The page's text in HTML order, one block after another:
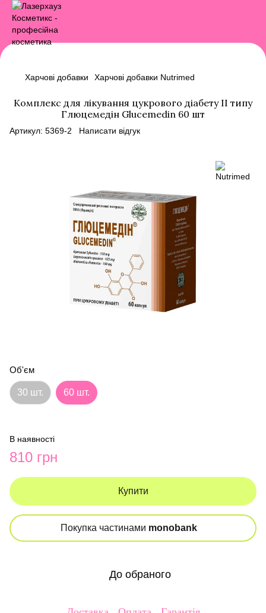
Харчові добавки Харчові добавки Nutrimed
Комплекс для лікування цукрового діабету ІІ типу
Глюцемедін Glucemedin 60 шт
Артикул: 5369-2 Написати відгук
Об'єм
30 шт. 60 шт.
В наявності
810 грн
Купити
Покупка частинами monobank
До обраного